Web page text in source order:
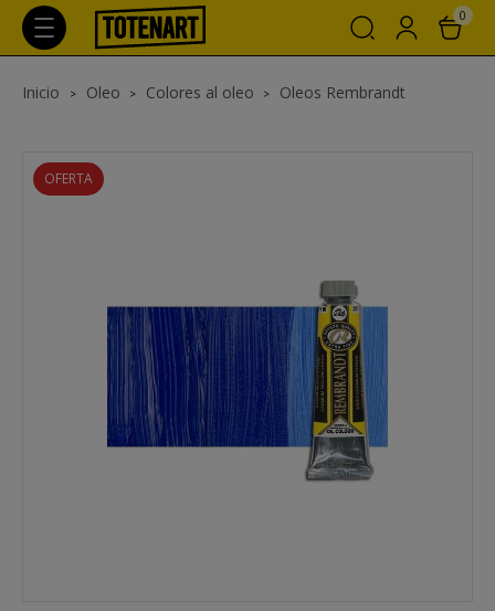
0
Inicio Oleo Colores al oleo Oleos Rembrandt
OFERTA